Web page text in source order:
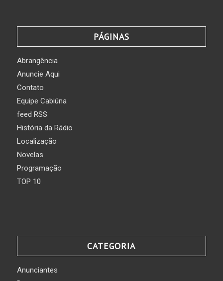
PÁGINAS
Abrangência
Anuncie Aqui
Contato
Equipe Cabiúna
feed RSS
História da Rádio
Localização
Novelas
Programação
TOP 10
CATEGORIA
Anunciantes